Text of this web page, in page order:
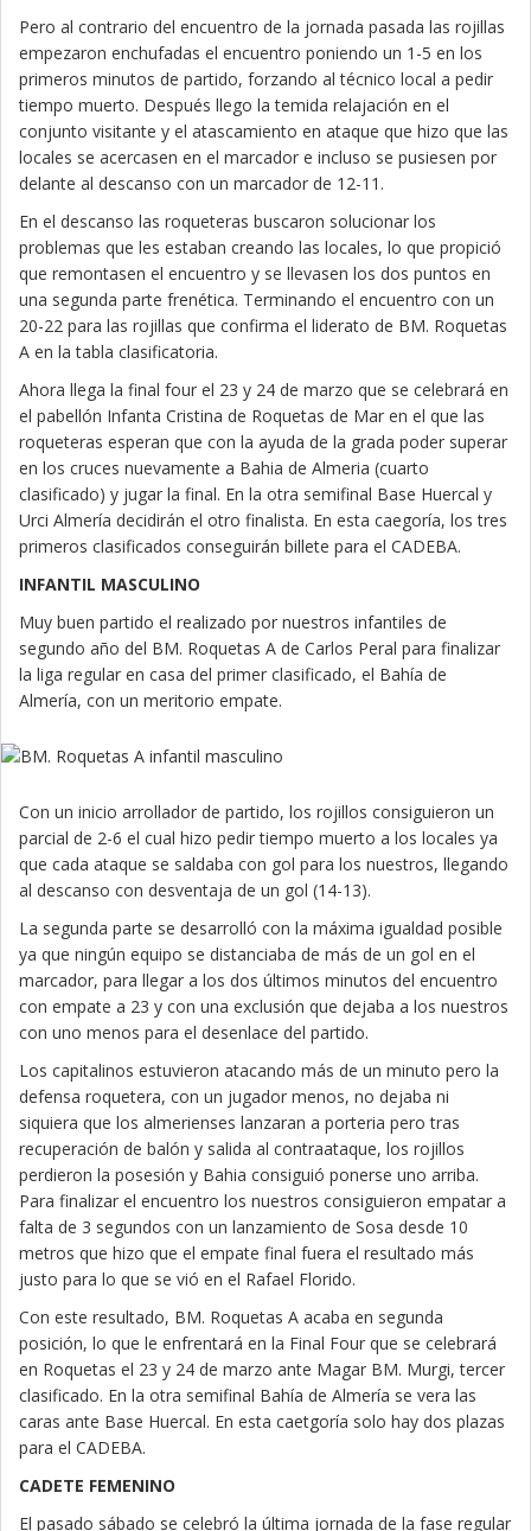
Pero al contrario del encuentro de la jornada pasada las rojillas
empezaron enchufadas el encuentro poniendo un 1-5 en los
primeros minutos de partido, forzando al técnico local a pedir
tiempo muerto. Después llego la temida relajación en el
conjunto visitante y el atascamiento en ataque que hizo que las
locales se acercasen en el marcador e incluso se pusiesen por
delante al descanso con un marcador de 12-11.
En el descanso las roqueteras buscaron solucionar los
problemas que les estaban creando las locales, lo que propició
que remontasen el encuentro y se llevasen los dos puntos en
una segunda parte frenética. Terminando el encuentro con un
20-22 para las rojillas que confirma el liderato de BM. Roquetas
A en la tabla clasificatoria.
Ahora llega la final four el 23 y 24 de marzo que se celebrará en
el pabellón Infanta Cristina de Roquetas de Mar en el que las
roqueteras esperan que con la ayuda de la grada poder superar
en los cruces nuevamente a Bahia de Almeria (cuarto
clasificado) y jugar la final. En la otra semifinal Base Huercal y
Urci Almería decidirán el otro finalista. En esta caegoría, los tres
primeros clasificados conseguirán billete para el CADEBA.
INFANTIL MASCULINO
Muy buen partido el realizado por nuestros infantiles de
segundo año del BM. Roquetas A de Carlos Peral para finalizar
la liga regular en casa del primer clasificado, el Bahía de
Almería, con un meritorio empate.
Con un inicio arrollador de partido, los rojillos consiguieron un
parcial de 2-6 el cual hizo pedir tiempo muerto a los locales ya
que cada ataque se saldaba con gol para los nuestros, llegando
al descanso con desventaja de un gol (14-13).
La segunda parte se desarrolló con la máxima igualdad posible
ya que ningún equipo se distanciaba de más de un gol en el
marcador, para llegar a los dos últimos minutos del encuentro
con empate a 23 y con una exclusión que dejaba a los nuestros
con uno menos para el desenlace del partido.
Los capitalinos estuvieron atacando más de un minuto pero la
defensa roquetera, con un jugador menos, no dejaba ni
siquiera que los almerienses lanzaran a porteria pero tras
recuperación de balón y salida al contraataque, los rojillos
perdieron la posesión y Bahia consiguió ponerse uno arriba.
Para finalizar el encuentro los nuestros consiguieron empatar a
falta de 3 segundos con un lanzamiento de Sosa desde 10
metros que hizo que el empate final fuera el resultado más
justo para lo que se vió en el Rafael Florido.
Con este resultado, BM. Roquetas A acaba en segunda
posición, lo que le enfrentará en la Final Four que se celebrará
en Roquetas el 23 y 24 de marzo ante Magar BM. Murgi, tercer
clasificado. En la otra semifinal Bahía de Almería se vera las
caras ante Base Huercal. En esta caetgoría solo hay dos plazas
para el CADEBA.
CADETE FEMENINO
El pasado sábado se celebró la última jornada de la fase regular